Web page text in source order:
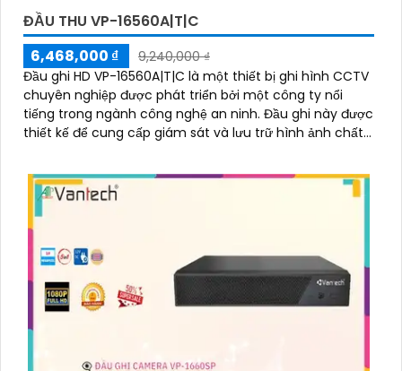
ĐẦU THU VP-16560A|T|C
6,468,000 ₫
9,240,000 ₫
Đầu ghi HD VP-16560A|T|C là một thiết bị ghi hình CCTV
chuyên nghiệp được phát triển bởi một công ty nổi
tiếng trong ngành công nghệ an ninh. Đầu ghi này được
thiết kế để cung cấp giám sát và lưu trữ hình ảnh chất